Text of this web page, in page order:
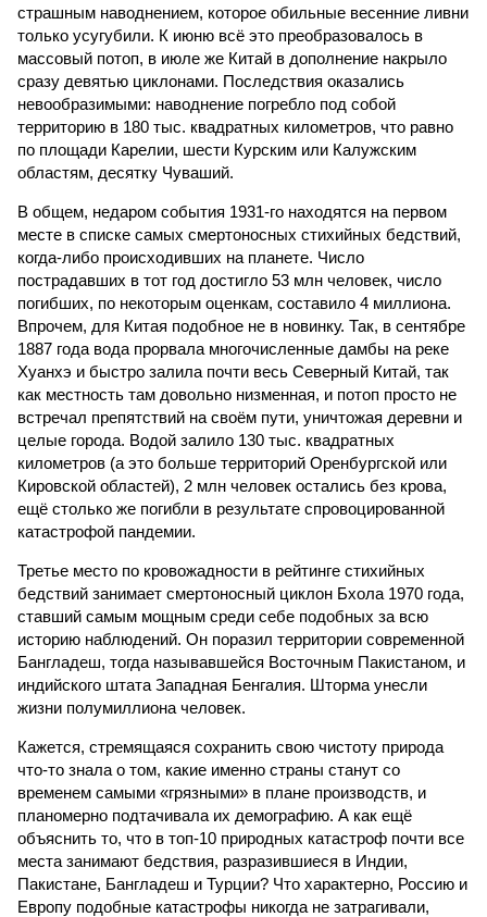
страшным наводнением, которое обильные весенние ливни
только усугубили. К июню всё это преобразовалось в
массовый потоп, в июле же Китай в дополнение накрыло
сразу девятью циклонами. Последствия оказались
невообразимыми: наводнение погребло под собой
территорию в 180 тыс. квадратных километров, что равно
по площади Карелии, шести Курским или Калужским
областям, десятку Чуваший.
В общем, недаром события 1931-го находятся на первом
месте в списке самых смертоносных стихийных бедствий,
когда-либо происходивших на планете. Число
пострадавших в тот год достигло 53 млн человек, число
погибших, по некоторым оценкам, составило 4 миллиона.
Впрочем, для Китая подобное не в новинку. Так, в сентябре
1887 года вода прорвала многочисленные дамбы на реке
Хуанхэ и быстро залила почти весь Северный Китай, так
как местность там довольно низменная, и потоп просто не
встречал препятствий на своём пути, уничтожая деревни и
целые города. Водой залило 130 тыс. квадратных
километров (а это больше территорий Оренбургской или
Кировской областей), 2 млн человек остались без крова,
ещё столько же погибли в результате спровоцированной
катастрофой пандемии.
Третье место по кровожадности в рейтинге стихийных
бедствий занимает смертоносный циклон Бхола 1970 года,
ставший самым мощным среди себе подобных за всю
историю наблюдений. Он поразил территории современной
Бангладеш, тогда называвшейся Восточным Пакистаном, и
индийского штата Западная Бенгалия. Шторма унесли
жизни полумиллиона человек.
Кажется, стремящаяся сохранить свою чистоту природа
что-то знала о том, какие именно страны станут со
временем самыми «грязными» в плане производств, и
планомерно подтачивала их демографию. А как ещё
объяснить то, что в топ-10 природных катастроф почти все
места занимают бедствия, разразившиеся в Индии,
Пакистане, Бангладеш и Турции? Что характерно, Россию и
Европу подобные катастрофы никогда не затрагивали,